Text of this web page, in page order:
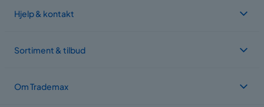
Hjelp & kontakt
Sortiment & tilbud
Om Trademax